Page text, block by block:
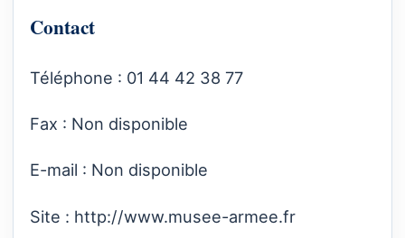
Contact
Téléphone : 01 44 42 38 77
Fax : Non disponible
E-mail : Non disponible
Site : http://www.musee-armee.fr